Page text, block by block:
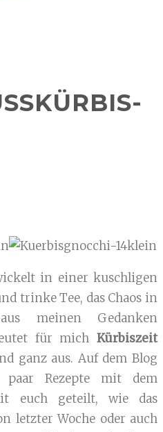
in einer kuschligen
trinke Tee, das Chaos in
meinen Gedanken
für mich Kürbiszeit
ganz aus. Auf dem Blog
Rezepte mit dem
euch geteilt, wie das
letzter Woche oder auch